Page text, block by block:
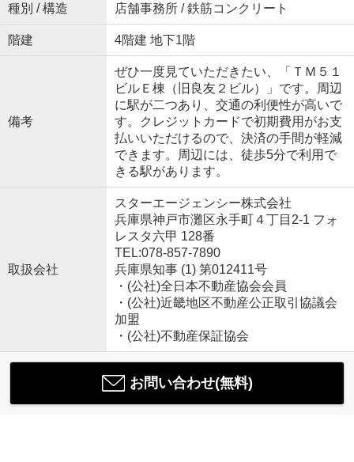
種別 / 構造 店舗事務所 / 鉄筋コンクリート
階建 4階建 地下1階
備考
ぜひ一度見ていただきたい、「ＴＭ５１
ビルＥ棟（旧良友２ビル）」です。周辺
に駅が二つあり、交通の利便性が高いで
す。クレジットカードで初期費用がお支
払いいただけるので、決済の手間が軽減
できます。周辺には、徒歩5分で利用で
きる駅があります。
取扱会社
スターエージェンシー株式会社
兵庫県神戸市灘区永手町４丁目2-1 フォ
レスタ六甲 128番
TEL:078-857-7890
兵庫県知事 (1) 第012411号
・(公社)全日本不動産協会会員
・(公社)近畿地区不動産公正取引協議会
加盟
・(公社)不動産保証協会
お問い合わせ(無料)